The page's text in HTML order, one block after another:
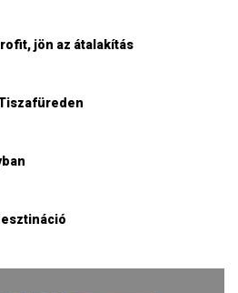
jön az átalakítás